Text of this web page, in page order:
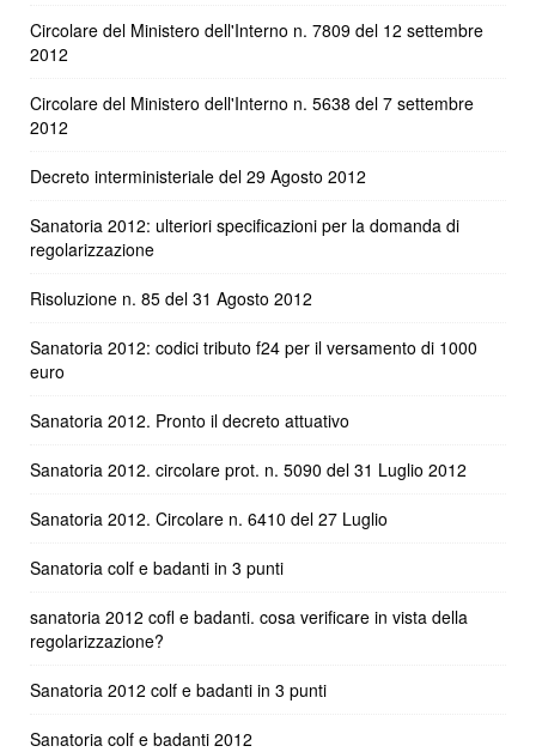
Circolare del Ministero dell'Interno n. 7809 del 12 settembre
2012
Circolare del Ministero dell'Interno n. 5638 del 7 settembre
2012
Decreto interministeriale del 29 Agosto 2012
Sanatoria 2012: ulteriori specificazioni per la domanda di
regolarizzazione
Risoluzione n. 85 del 31 Agosto 2012
Sanatoria 2012: codici tributo f24 per il versamento di 1000
euro
Sanatoria 2012. Pronto il decreto attuativo
Sanatoria 2012. circolare prot. n. 5090 del 31 Luglio 2012
Sanatoria 2012. Circolare n. 6410 del 27 Luglio
Sanatoria colf e badanti in 3 punti
sanatoria 2012 cofl e badanti. cosa verificare in vista della
regolarizzazione?
Sanatoria 2012 colf e badanti in 3 punti
Sanatoria colf e badanti 2012